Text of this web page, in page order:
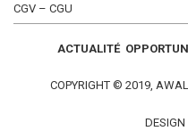
CGV – CGU
ACTUALITÉ
COPYRIGHT © 2019,
DESIGN